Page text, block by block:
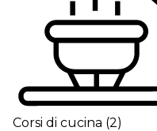
Corsi di cucina (2)